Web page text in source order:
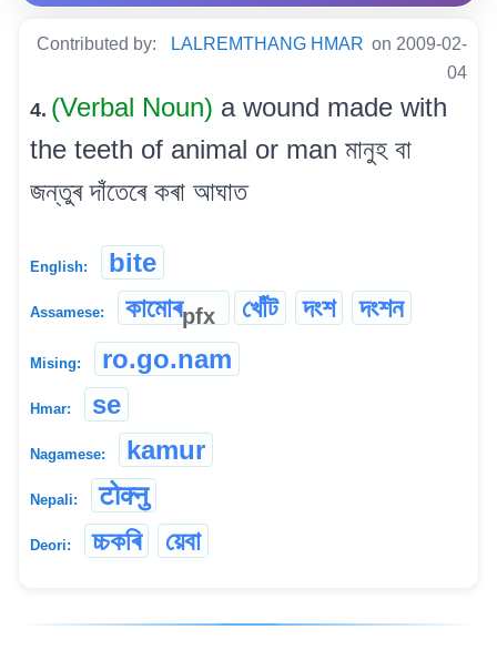
Contributed by: LALREMTHANG HMAR on 2009-02-
04
4. (Verbal Noun) a wound made with
the teeth of animal or man মানুহ বা
জন্তুৰ দাঁতেৰে কৰা আঘাত
English: bite
Assamese: কামোৰpfx খোঁট দংশ দংশন
Mising: ro.go.nam
Hmar: se
Nagamese: kamur
Nepali: टोक्नु
Deori: চ্চকৰি য়েবা